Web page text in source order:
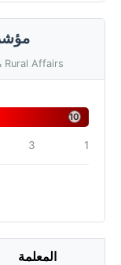
مؤشر
Rural Affairs
10
1
3
المعلمة